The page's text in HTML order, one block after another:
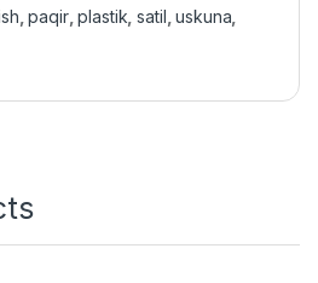
,paqir,plastik ,satil ,uskuna